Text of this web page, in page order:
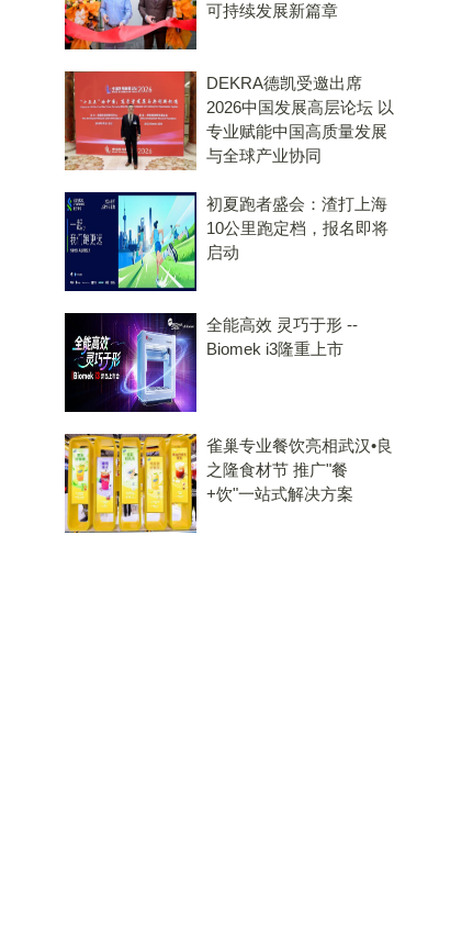
可持续发展新篇章
DEKRA德凯受邀出席
2026中国发展高层论坛 以
专业赋能中国高质量发展
与全球产业协同
初夏跑者盛会：渣打上海
10公里跑定档，报名即将
启动
全能高效 灵巧于形 --
Biomek i3隆重上市
雀巢专业餐饮亮相武汉•良
之隆食材节 推广"餐
+饮"一站式解决方案